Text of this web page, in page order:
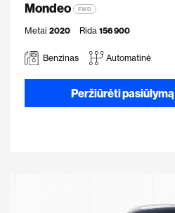
Mondeo
FWD
Metai 2020 Rida 156 900
Benzinas Automatinė
Peržiūrėti pasiūlymą